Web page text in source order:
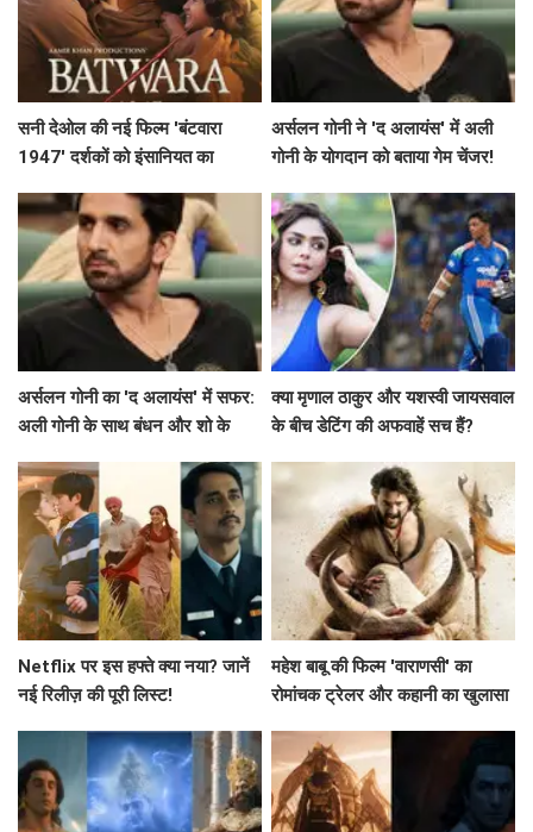
सनी देओल की नई फिल्म 'बंटवारा
1947' दर्शकों को इंसानियत का
अर्सलन गोनी ने 'द अलायंस' में अली
गोनी के योगदान को बताया गेम चेंजर!
अर्सलन गोनी का 'द अलायंस' में सफर:
अली गोनी के साथ बंधन और शो के
क्या मृणाल ठाकुर और यशस्वी जायसवाल
के बीच डेटिंग की अफवाहें सच हैं?
Netflix पर इस हफ्ते क्या नया? जानें
नई रिलीज़ की पूरी लिस्ट!
महेश बाबू की फिल्म 'वाराणसी' का
रोमांचक ट्रेलर और कहानी का खुलासा